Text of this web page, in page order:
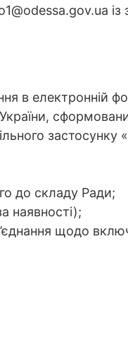
із
в електронній
застосунку
до складу Ради;
наявності);
щодо